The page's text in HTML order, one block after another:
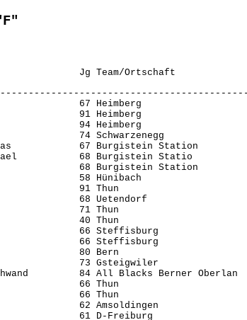
67 Heimberg
91 Heimberg
94 Heimberg
74 Schwarzenegg
67 Burgistein Station
68 Burgistein Statio
68 Burgistein Station
58 Hünibach
91 Thun
68 Uetendorf
71 Thun
40 Thun
66 Steffisburg
66 Steffisburg
80 Bern
73 Gsteigwiler
84 All Blacks Berner
66 Thun
66 Thun
62 Amsoldingen
61 D-Freiburg